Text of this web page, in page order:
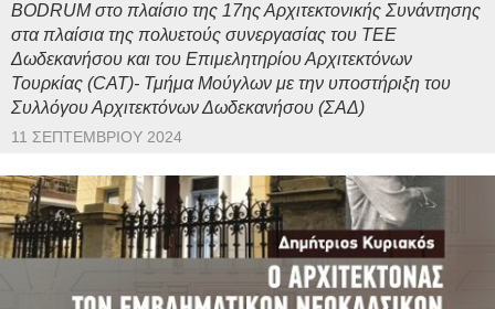
BODRUM στο πλαίσιο της 17ης Αρχιτεκτονικής Συνάντησης
στα πλαίσια της πολυετούς συνεργασίας του ΤΕΕ
Δωδεκανήσου και του Επιμελητηρίου Αρχιτεκτόνων
Τουρκίας (CAT)- Τμήμα Μούγλων με την υποστήριξη του
Συλλόγου Αρχιτεκτόνων Δωδεκανήσου (ΣΑΔ)
11 ΣΕΠΤΕΜΒΡΊΟΥ 2024